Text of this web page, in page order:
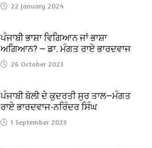
22 January 2024
ਪੰਜਾਬੀ ਭਾਸ਼ਾ ਵਿਗਿਆਨ ਜਾਂ ਭਾਸ਼ਾ
ਅਗਿਆਨ? — ਡਾ. ਮੰਗਤ ਰਾਏ ਭਾਰਦਵਾਜ
26 October 2023
ਪੰਜਾਬੀ ਬੋਲੀ ਦੇ ਕੁਦਰਤੀ ਸੁਰ ਤਾਲ—ਮੰਗਤ
ਰਾਏ ਭਾਰਦਵਾਜ-ਨਰਿੰਦਰ ਸਿੰਘ
1 September 2023